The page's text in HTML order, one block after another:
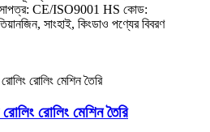
CE/ISO9001 HS কোড:
সাংহাই, কিংডাও পণ্যের বিবরণ
রোলিং মেশিন তৈরি